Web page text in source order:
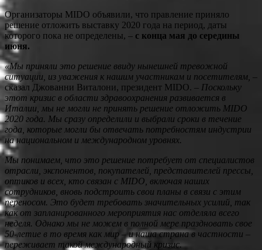
Организаторы MIDO объявили, что правление приняло
решение отложить выставку 2020 года на период, даты
которого пока не определены, – с конца мая до середины
июня.
«Мы приняли это решение ввиду нынешней тревожной
ситуации, из уважения к нашим участникам и посетителям, –
сказал Джованни Виталони, президент MIDO. – Поскольку
этот кризис в области здравоохранения развивается в
Италии, мы не могли не принять решение отложить MIDO
2020 года. Мы сразу определили и выбрали сроки в течение
года, которые могли бы отвечать потребностям индустрии
на национальном и международном уровнях.
Мы понимаем, что это решение потребует от специалистов
отрасли, экспонентов, покупателей, представителей прессы,
оптиков и всех, кто связан с MIDO, включая наших
сотрудников, вновь подстроить свои планы в связи с этим
переносом. Это будет требовать значительных усилий, так
как от запланированного мероприятия нас отделяла всего
неделя. Однако мы не можем в полной мере праздновать свое
50-летие в то время как мир–и наша страна в частности –
переживает такой международный кризис.